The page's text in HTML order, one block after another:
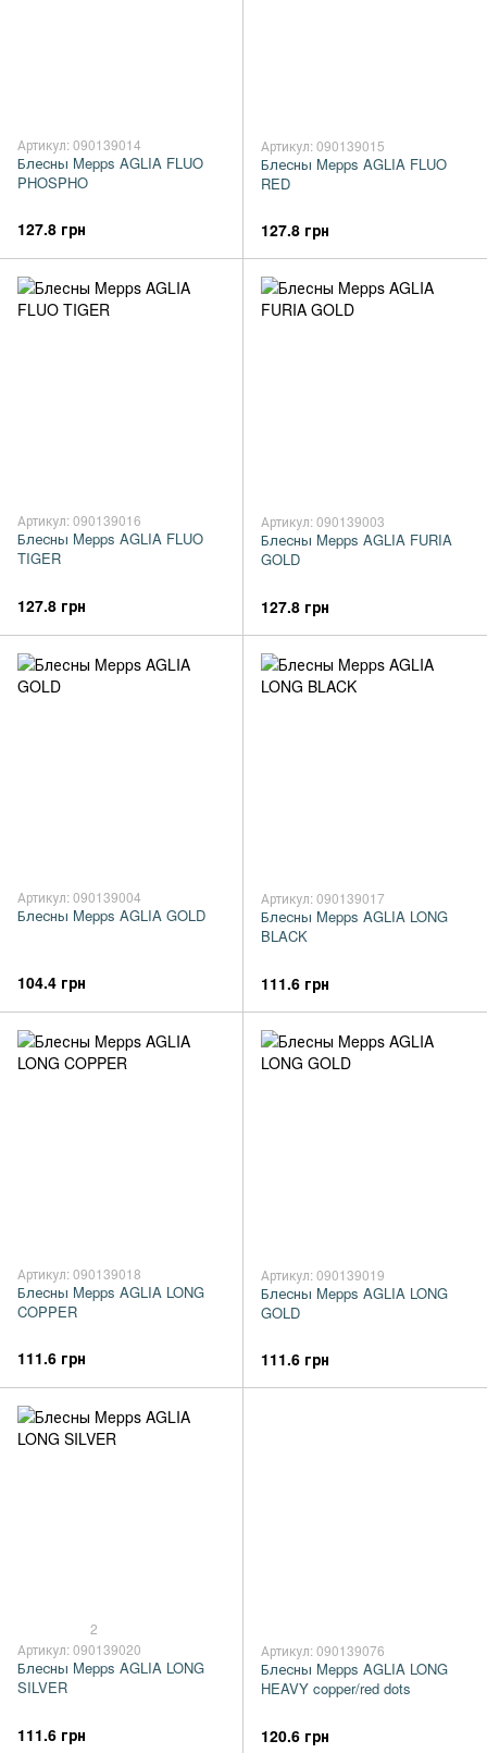
Артикул: 090139014
Блесны Mepps AGLIA FLUO
PHOSPHO
127.8 грн
Артикул: 090139015
Блесны Mepps AGLIA FLUO
RED
127.8 грн
Артикул: 090139016
Блесны Mepps AGLIA FLUO
TIGER
127.8 грн
Артикул: 090139003
Блесны Mepps AGLIA FURIA
GOLD
127.8 грн
Артикул: 090139004
Блесны Mepps AGLIA GOLD
104.4 грн
Артикул: 090139017
Блесны Mepps AGLIA LONG
BLACK
111.6 грн
Артикул: 090139018
Блесны Mepps AGLIA LONG
COPPER
111.6 грн
Артикул: 090139019
Блесны Mepps AGLIA LONG
GOLD
111.6 грн
2
Артикул: 090139020
Блесны Mepps AGLIA LONG
SILVER
111.6 грн
Артикул: 090139076
Блесны Mepps AGLIA LONG
HEAVY copper/red dots
120.6 грн